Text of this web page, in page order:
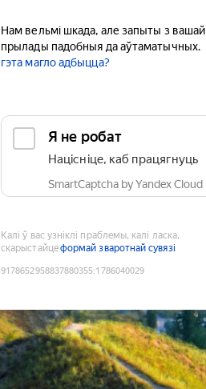
Нам вельмі шкада, але запыты з вашай
прылады падобныя да аўтаматычных.
гэта магло адбыцца?
Я не робат
Націсніце, каб працягнуць
SmartCaptcha by Yandex Cloud
Калі ў вас узніклі праблемы, калі ласка,
скарыстайцеформай зваротнай сувязі
9178652958837880355:1786040029